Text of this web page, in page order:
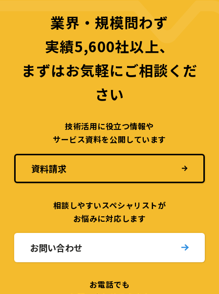
業界・規模問わず
実績5,600社以上、
まずはお気軽にご相談くだ
さい
技術活用に役立つ情報や
サービス資料を公開しています
資料請求
相談しやすいスペシャリストが
お悩みに対応します
お問い合わせ
お電話でも